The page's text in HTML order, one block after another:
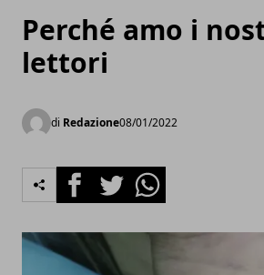
Perché amo i
lettori
di Redazione08/01/2022
FacebookTwitterWhatsapp